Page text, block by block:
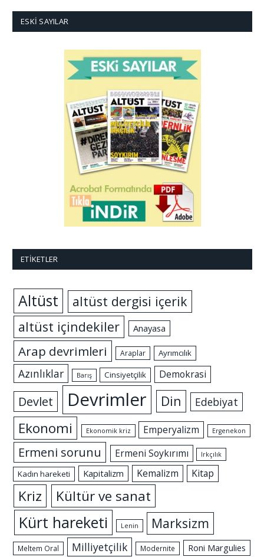
ESKI SAYILAR
ETIKETLER
Altüst
altüst dergisi içerik
altüst içindekiler
Anayasa
Arap devrimleri Araplar Ayrımcılık
Azınlıklar Barış Cinsiyetçilik Demokrasi
Devlet Devrimler Din Edebiyat
Ekonomi Ekonomik kriz Emperyalizm Ergenekon
Ermeni sorunu Ermeni Soykırımı Irkçılık
Kadın hareketi Kapitalizm Kemalizm Kitap
Kriz Kültür ve sanat
Kürt hareketi Lenin Marksizm
Meltem Oral Milliyetçilik Modernite Roni Margulies